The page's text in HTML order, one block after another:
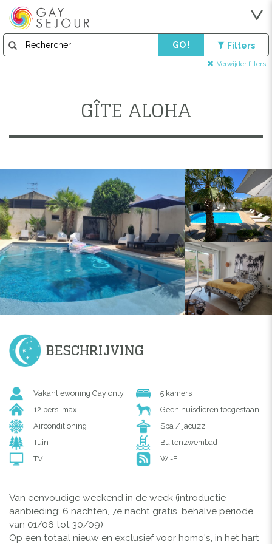
GO ! Filters
Verwijder filters
GÎTE ALOHA
BESCHRIJVING
Vakantiewoning Gay only
5 kamers
12 pers. max
Geen huisdieren toegestaan
Airconditioning
Spa / jacuzzi
Tuin
Buitenzwembad
TV
Wi-Fi
Van eenvoudige weekend in de week (introductie-
aanbieding: 6 nachten, 7e nacht gratis, behalve periode
van 01/06 tot 30/09)
Op een totaal nieuw en exclusief voor homo's, in het hart